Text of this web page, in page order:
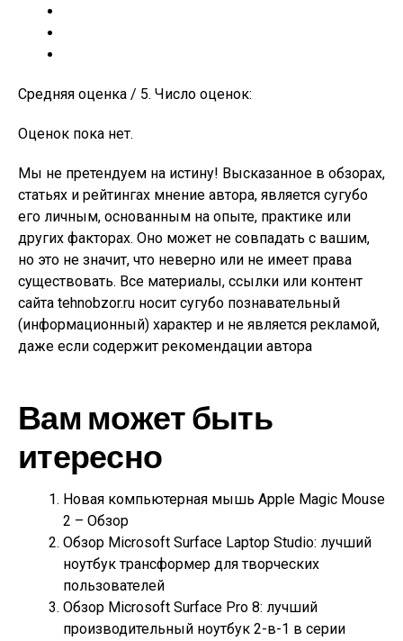
Средняя оценка / 5. Число оценок:
Оценок пока нет.
Мы не претендуем на истину! Высказанное в обзорах,
статьях и рейтингах мнение автора, является сугубо
его личным, основанным на опыте, практике или
других факторах. Оно может не совпадать с вашим,
но это не значит, что неверно или не имеет права
существовать. Все материалы, ссылки или контент
сайта tehnobzor.ru носит сугубо познавательный
(информационный) характер и не является рекламой,
даже если содержит рекомендации автора
Вам может быть
итересно
Новая компьютерная мышь Apple Magic Mouse
2 – Обзор
Обзор Microsoft Surface Laptop Studio: лучший
ноутбук трансформер для творческих
пользователей
Обзор Microsoft Surface Pro 8: лучший
производительный ноутбук 2-в-1 в серии